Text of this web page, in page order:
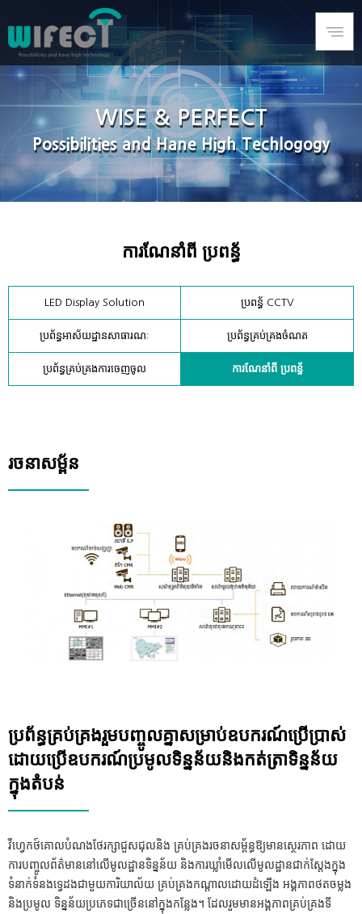
WISE & PERFECT
Possibilities and Hane High Techlogogy
ការណែនាំពី ប្រពន្ធ័
LED Display Solution ប្រពន្ធ័ CCTV
ប្រព័ន្ធអាស័យដ្ឋានសាធារណៈ ប្រព័ន្ធគ្រប់គ្រងចំណត
ប្រព័ន្ធគ្រប់គ្រងការចេញចូល ការណែនាំពី ប្រពន្ធ័
រចនាសម្ព័ន
ប្រព័ន្ធគ្រប់គ្រងរួមបញ្ចូលគ្នាសម្រាប់ឧបករណ៍ប្រើប្រាស់
ដោយប្រើឧបករណ៍ប្រមូលទិន្នន័យនិងកត់ត្រាទិន្នន័យ
ក្នុងតំបន់
វីហ្វេកថ៍គោលបំណងថែរក្សាជួសជុលនិង គ្រប់គ្រងរចនាសម្ព័ន្ធឱ្យមានស្ថេរភាព ដោយ
ការបញ្ចូលព័ត៌មាននៅលើមូលដ្ឋានទិន្នន័យ និងការឃ្លាំមើលលើមូលដ្ឋានជាក់ស្តែងក្នុង
ទំនាក់ទំនងទ្វេដងជាមួយការិយាល័យ គ្រប់គ្រងកណ្តាលដោយដំឡើង អង្គភាពថតចម្លង
និងប្រមូល ទិន្នន័យប្រភេទជាច្រើននៅក្នុងកន្លែង។ ដែលរួមមានអង្គភាពគ្រប់គ្រងទី